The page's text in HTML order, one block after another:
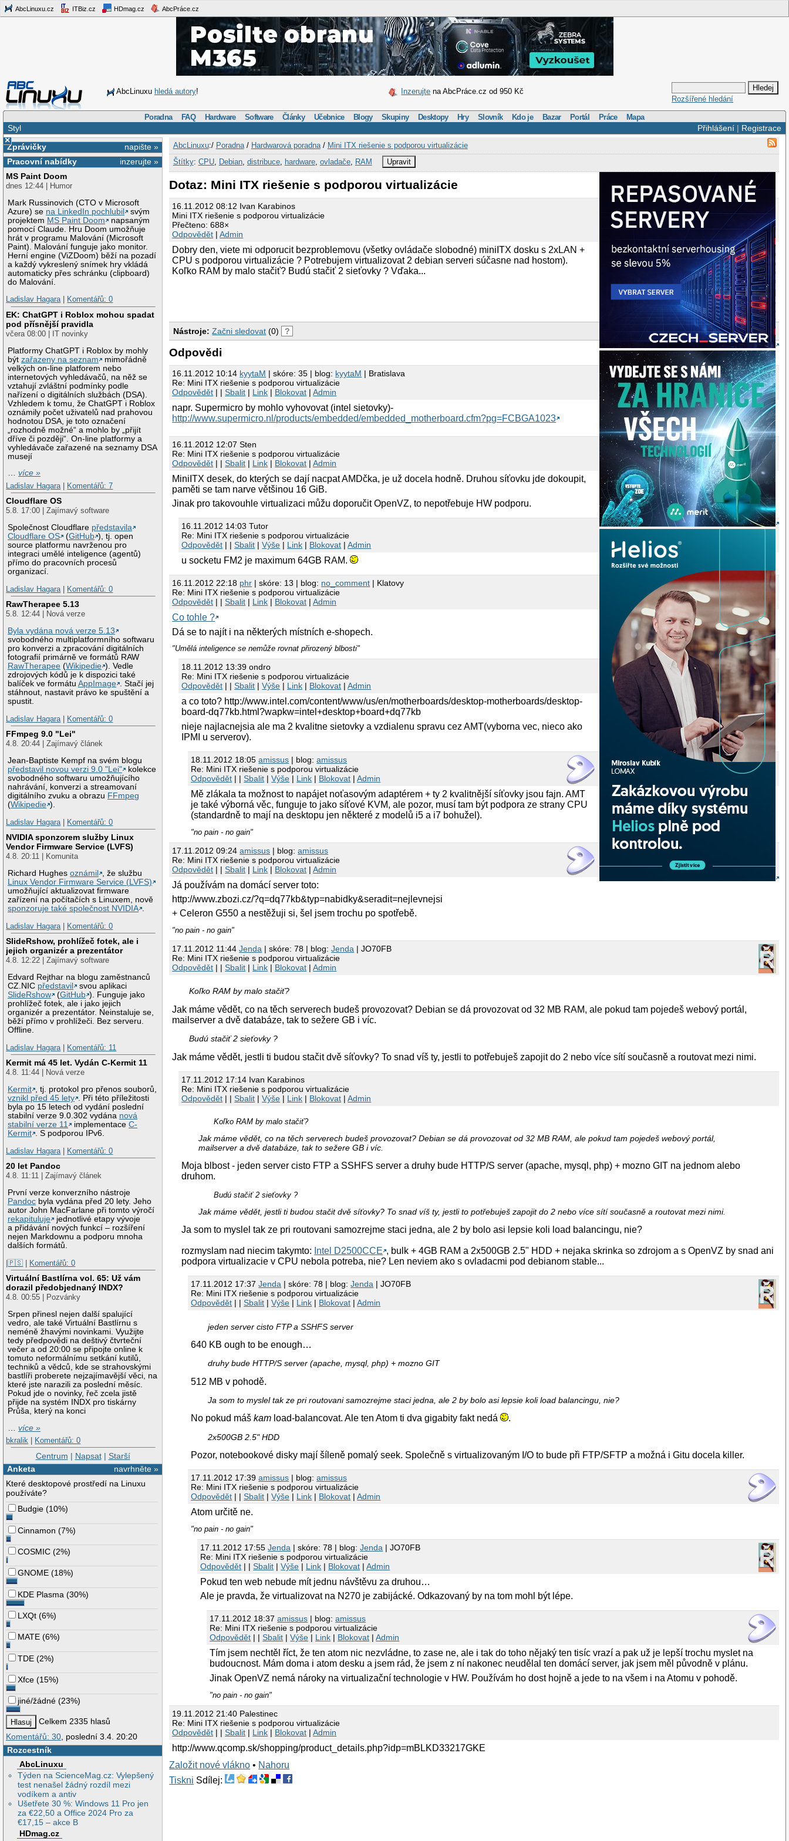
AbcLinuxu.cz ITBiz.cz HDmag.cz AbcPráce.cz
AbcLinuxu hledá autory! Inzerujte na AbcPráce.cz od 950 Kč
Rozšířené hledání
Poradna FAQ Hardware Software Články Učebnice Blogy Skupiny Desktopy Hry Slovník Kdo je Bazar Portál Práce Mapa
Přihlášení| Registrace
Styl
×
napište »
Zprávičky
inzerujte »
Pracovní nabídky
MS Paint Doom
dnes 12:44 | Humor
Mark Russinovich (CTO v Microsoft
Azure) se na LinkedIn pochlubil
svým
projektem MS Paint Doom
napsaným
pomocí Claude. Hru Doom umožňuje
hrát v programu Malování (Microsoft
Paint). Malování funguje jako monitor.
Herní engine (ViZDoom) běží na pozadí
a každý vykreslený snímek hry vkládá
automaticky přes schránku (clipboard)
do Malování.
Ladislav Hagara| Komentářů: 0
EK: ChatGPT i Roblox mohou spadat
pod přísnější pravidla
včera 08:00 | IT novinky
Platformy ChatGPT i Roblox by mohly
býtzařazeny na seznam
mimořádně
velkých on-line platforem nebo
internetových vyhledávačů, na něž se
vztahují zvláštní podmínky podle
nařízení o digitálních službách (DSA).
Vzhledem k tomu, že ChatGPT i Roblox
oznámily počet uživatelů nad prahovou
hodnotou DSA, je toto označení
„rozhodně možné“ a mohlo by „přijít
dříve či později“. On-line platformy a
vyhledávače zařazené na seznamy DSA
musejí
…více »
Ladislav Hagara
Komentářů: 7
Cloudflare OS
5.8. 17:00 | Zajímavý software
Společnost Cloudflare představila
Cloudflare OS
(GitHub ), tj. open
source platformu navrženou pro
integraci umělé inteligence (agentů)
přímo do pracovních procesů
organizací.
Ladislav Hagara
Komentářů: 0
RawTherapee 5.13
5.8. 12:44 | Nová verze
Byla vydána nová verze 5.13
svobodného multiplatformního softwaru
pro konverzi a zpracování digitálních
fotografií primárně ve formátů RAW
RawTherapee (Wikipedie ). Vedle
zdrojových kódů je k dispozici také
balíček ve formátuAppImage . Stačí jej
stáhnout, nastavit právo ke spuštění a
spustit.
Ladislav Hagara
Komentářů: 0
FFmpeg 9.0 "Lei"
4.8. 20:44 | Zajímavý článek
Jean-Baptiste Kempf na svém blogu
představil novou verzi 9.0 "Lei"
kolekce
svobodného softwaru umožňujícího
nahrávání, konverzi a streamovaní
digitálního zvuku a obrazu FFmpeg
(Wikipedie ).
Ladislav Hagara | Komentářů: 0
NVIDIA sponzorem služby Linux
Vendor Firmware Service (LVFS)
4.8. 20:11 | Komunita
Richard Hughesoznámil
, že službu
Linux Vendor Firmware Service (LVFS)
umožňující aktualizovat firmware
zařízení na počítačích s Linuxem, nově
sponzoruje také společnost NVIDIA .
Ladislav Hagara | Komentářů: 0
SlideRshow, prohlížeč fotek, ale i
jejich organizér a prezentátor
4.8. 12:22 | Zajímavý software
Edvard Rejthar na blogu zaměstnanců
CZ.NIC představil
svou aplikaci
SlideRshow
(GitHub ). Funguje jako
prohlížeč fotek, ale i jako jejich
organizér a prezentátor. Neinstaluje se,
běží přímo v prohlížeči. Bez serveru.
Offline.
Ladislav Hagara | Komentářů: 11
Kermit má 45 let. Vydán C-Kermit 11
4.8. 11:44 | Nová verze
Kermit
, tj. protokol pro přenos souborů,
vznikl před 45 lety
. Při této příležitosti
byla po 15 letech od vydání poslední
stabilní verze 9.0.302 vydána nová
stabilní verze 11
implementaceC-
Kermit
. S podporou IPv6.
Ladislav Hagara | Komentářů: 0
20 let Pandoc
4.8. 11:11 | Zajímavý článek
První verze konverzního nástroje
Pandoc byla vydána před 20 lety. Jeho
autor John MacFarlane při tomto výročí
rekapituluje
jednotlivé etapy vývoje
a přidávání nových funkcí – rozšíření
nejen Markdownu a podporu mnoha
dalších formátů.
|🇵🇸 | Komentářů: 0
Virtuální Bastlírna vol. 65: Už vám
dorazil předobjednaný INDX?
4.8. 00:55 | Pozvánky
Srpen přinesl nejen další spalující
vedro, ale také Virtuální Bastlírnu s
neméně žhavými novinkami. Využijte
tedy předpovědi na deštivý čtvrteční
večer a od 20:00 se připojte online k
tomuto neformálnímu setkání kutilů,
techniků a vědců, kde se strahovskými
bastlíři proberete nejzajímavější věci, na
které jste narazili za poslední měsíc.
Pokud jde o novinky, řeč zcela jistě
přijde na systém INDX pro tiskárny
Průša, který na konci
…více »
bkralik
Komentářů: 0
Centrum | Napsat| Starší
navrhněte »
Anketa
Které desktopové prostředí na Linuxu
používáte?
Budgie (10%)
Cinnamon (7%)
COSMIC (2%)
GNOME (18%)
KDE Plasma (30%)
LXQt (6%)
MATE (6%)
TDE (2%)
Xfce (15%)
jiné/žádné (23%)
Celkem 2335 hlasů
Komentářů: 30 , poslední 3.4. 20:20
Rozcestník
AbcLinuxu
Týden na ScienceMag.cz: Vylepšený
test nenašel žádný rozdíl mezi
vodíkem a antiv
Ušetřete 30 %: Windows 11 Pro jen
za €22,50 a Office 2024 Pro za
€17,15 – akce B
HDmag.cz
AbcLinuxu:/ Poradna/ Hardwarová poradna/ Mini ITX riešenie s podporou virtualizácie
Štítky: CPU, Debian, distribuce, hardware, ovladače, RAM Upravit
Dotaz: Mini ITX riešenie s podporou virtualizácie
16.11.2012 08:12 Ivan Karabinos
Mini ITX riešenie s podporou virtualizácie
Přečteno: 688×
Odpovědět |Admin
Dobry den, viete mi odporucit bezproblemovu (všetky ovládače slobodné) miniITX dosku s 2xLAN +
CPU s podporou virtualizácie ? Potrebujem virtualizovat 2 debian serveri súčasne nad hostom).
Koľko RAM by malo stačiť? Budú stačiť 2 sieťovky ? Vďaka...
Nástroje: Začni sledovat (0) ?
Odpovědi
16.11.2012 10:14 kyytaM | skóre: 35 | blog: kyytaM | Bratislava
Re: Mini ITX riešenie s podporou virtualizácie
Odpovědět | |Sbalit | Link | Blokovat |Admin
napr. Supermicro by mohlo vyhovovat (intel sietovky)-
http://www.supermicro.nl/products/embedded/embedded_motherboard.cfm?pg=FCBGA1023
16.11.2012 12:07 Sten
Re: Mini ITX riešenie s podporou virtualizácie
Odpovědět | |Sbalit | Link | Blokovat |Admin
MiniITX desek, do kterých se dají nacpat AMDčka, je už docela hodně. Druhou síťovku jde dokoupit,
paměti se tam narve většinou 16 GiB.
Jinak pro takovouhle virtualizaci můžu doporučit OpenVZ, to nepotřebuje HW podporu.
16.11.2012 14:03 Tutor
Re: Mini ITX riešenie s podporou virtualizácie
Odpovědět | |Sbalit |Výše | Link | Blokovat |Admin
u socketu FM2 je maximum 64GB RAM.
16.11.2012 22:18 phr | skóre: 13 | blog: no_comment | Klatovy
Re: Mini ITX riešenie s podporou virtualizácie
Odpovědět | |Sbalit | Link | Blokovat |Admin
Co tohle ?
Dá se to najít i na některých místních e-shopech.
"Umělá inteligence se nemůže rovnat přirozený blbosti"
18.11.2012 13:39 ondro
Re: Mini ITX riešenie s podporou virtualizácie
Odpovědět | |Sbalit |Výše | Link | Blokovat |Admin
a co toto? http://www.intel.com/content/www/us/en/motherboards/desktop-motherboards/desktop-
board-dq77kb.html?wapkw=intel+desktop+board+dq77kb
nieje najlacnejsia ale ma 2 kvalitne sietovky a vzdialenu spravu cez AMT(vyborna vec, nieco ako
IPMI u serverov).
18.11.2012 18:05amissus | blog:amissus
Re: Mini ITX riešenie s podporou virtualizácie
Odpovědět | |Sbalit |Výše | Link | Blokovat |Admin
Mě zlákala ta možnost to napájet noťasovým adaptérem + ty 2 kvalitnější síťovky jsou fajn. AMT
je také výborná věc, funguje to jako síťové KVM, ale pozor, musí tam být podpora ze strany CPU
(standardně to mají na desktopu jen některé z modelů i5 a i7 bohužel).
"no pain - no gain"
17.11.2012 09:24amissus | blog:amissus
Re: Mini ITX riešenie s podporou virtualizácie
Odpovědět | |Sbalit | Link | Blokovat |Admin
Já používám na domácí server toto:
http://www.zbozi.cz/?q=dq77kb&typ=nabidky&seradit=nejlevnejsi
+ Celeron G550 a nestěžuji si, šel jsem trochu po spotřebě.
"no pain - no gain"
17.11.2012 11:44Jendа | skóre: 78 | blog:Jenda | JO70FB
Re: Mini ITX riešenie s podporou virtualizácie
Odpovědět | |Sbalit | Link | Blokovat |Admin
Koľko RAM by malo stačiť?
Jak máme vědět, co na těch serverech budeš provozovat? Debian se dá provozovat od 32 MB RAM, ale pokud tam pojedeš webový portál,
mailserver a dvě databáze, tak to sežere GB i víc.
Budú stačiť 2 sieťovky ?
Jak máme vědět, jestli ti budou stačit dvě síťovky? To snad víš ty, jestli to potřebuješ zapojit do 2 nebo více sítí současně a routovat mezi nimi.
17.11.2012 17:14 Ivan Karabinos
Re: Mini ITX riešenie s podporou virtualizácie
Odpovědět | |Sbalit |Výše | Link | Blokovat |Admin
Koľko RAM by malo stačiť?
Jak máme vědět, co na těch serverech budeš provozovat? Debian se dá provozovat od 32 MB RAM, ale pokud tam pojedeš webový portál,
mailserver a dvě databáze, tak to sežere GB i víc.
Moja blbost - jeden server cisto FTP a SSHFS server a druhy bude HTTP/S server (apache, mysql, php) + mozno GIT na jednom alebo
druhom.
Budú stačiť 2 sieťovky ?
Jak máme vědět, jestli ti budou stačit dvě síťovky? To snad víš ty, jestli to potřebuješ zapojit do 2 nebo více sítí současně a routovat mezi nimi.
Ja som to myslel tak ze pri routovani samozrejme staci jedna, ale 2 by bolo asi lepsie koli load balancingu, nie?
rozmyslam nad niecim takymto: Intel D2500CCE , bulk + 4GB RAM a 2x500GB 2.5" HDD + nejaka skrinka so zdrojom a s OpenVZ by snad ani
podpora virtualizacie v CPU nebola potreba, nie? Len neviem ako s ovladacmi pod debianom stable...
17.11.2012 17:37Jendа | skóre: 78 | blog:Jenda | JO70FB
Re: Mini ITX riešenie s podporou virtualizácie
Odpovědět | |Sbalit |Výše | Link | Blokovat |Admin
jeden server cisto FTP a SSHFS server
640 KB ough to be enough…
druhy bude HTTP/S server (apache, mysql, php) + mozno GIT
512 MB v pohodě.
Ja som to myslel tak ze pri routovani samozrejme staci jedna, ale 2 by bolo asi lepsie koli load balancingu, nie?
No pokud máškam load-balancovat. Ale ten Atom ti dva gigabity fakt nedá .
2x500GB 2.5" HDD
Pozor, notebookové disky mají šíleně pomalý seek. Společně s virtualizovaným I/O to bude při FTP/SFTP a možná i Gitu docela killer.
17.11.2012 17:39amissus | blog:amissus
Re: Mini ITX riešenie s podporou virtualizácie
Odpovědět | |Sbalit |Výše | Link | Blokovat |Admin
Atom určitě ne.
"no pain - no gain"
17.11.2012 17:55Jendа | skóre: 78 | blog:Jenda | JO70FB
Re: Mini ITX riešenie s podporou virtualizácie
Odpovědět | |Sbalit |Výše | Link | Blokovat |Admin
Pokud ten web nebude mít jednu návštěvu za druhou…
Ale je pravda, že virtualizovat na N270 je zabijácké. Odkazovaný by na tom mohl být lépe.
17.11.2012 18:37amissus | blog:amissus
Re: Mini ITX riešenie s podporou virtualizácie
Odpovědět | |Sbalit |Výše | Link | Blokovat |Admin
Tím jsem nechtěl říct, že ten atom nic nezvládne, to zase ne, ale i tak do toho nějaký ten tisíc vrazí a pak už je lepší trochu myslet na
budoucnost. Mám doma i atom desku a jsem rád, že jsem z ní nakonec neudělal ten domácí server, jak jsem měl původně v plánu.
Jinak OpenVZ nemá nároky na virtualizační technologie v HW. Používám ho dost hojně a jede to na všem i na Atomu v pohodě.
"no pain - no gain"
19.11.2012 21:40 Palestinec
Re: Mini ITX riešenie s podporou virtualizácie
Odpovědět | |Sbalit | Link | Blokovat |Admin
http://www.qcomp.sk/shopping/product_details.php?idp=mBLKD33217GKE
Založit nové vlákno • Nahoru
Tiskni Sdílej: